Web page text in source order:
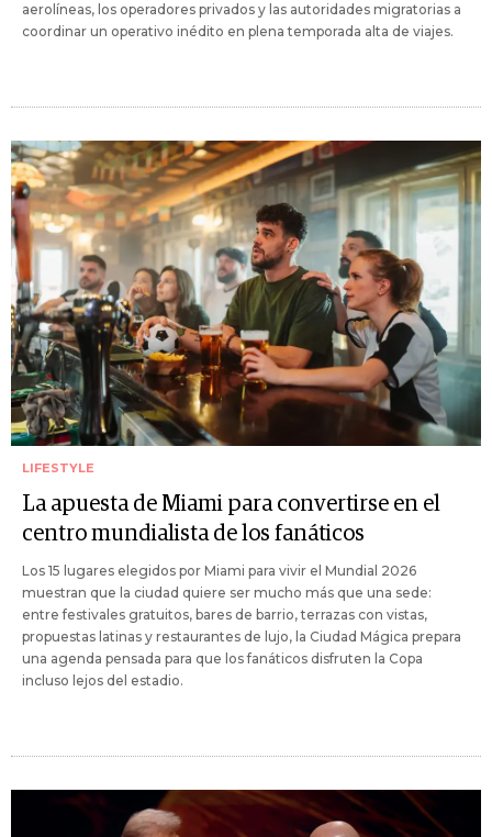
aerolíneas, los operadores privados y las autoridades migratorias a
coordinar un operativo inédito en plena temporada alta de viajes.
LIFESTYLE
La apuesta de Miami para convertirse en el
centro mundialista de los fanáticos
Los 15 lugares elegidos por Miami para vivir el Mundial 2026
muestran que la ciudad quiere ser mucho más que una sede:
entre festivales gratuitos, bares de barrio, terrazas con vistas,
propuestas latinas y restaurantes de lujo, la Ciudad Mágica prepara
una agenda pensada para que los fanáticos disfruten la Copa
incluso lejos del estadio.